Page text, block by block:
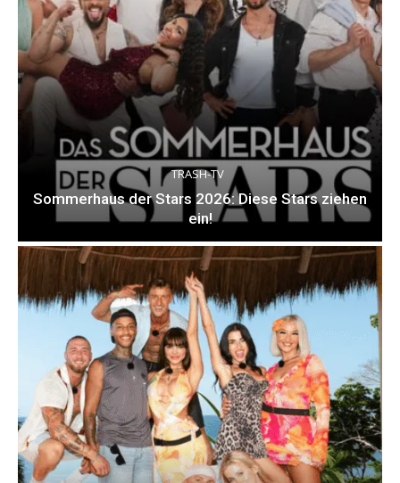
TRASH-TV
Sommerhaus der Stars 2026: Diese Stars ziehen
ein!